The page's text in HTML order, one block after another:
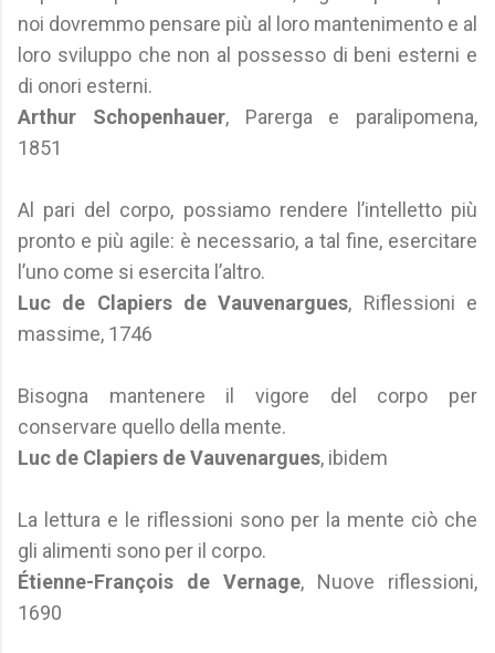
noi dovremmo pensare più al loro mantenimento e al
loro sviluppo che non al possesso di beni esterni e
di onori esterni.
Arthur Schopenhauer, Parerga e paralipomena,
1851
Al pari del corpo, possiamo rendere l’intelletto più
pronto e più agile: è necessario, a tal fine, esercitare
l’uno come si esercita l’altro.
Luc de Clapiers de Vauvenargues, Riflessioni e
massime, 1746
Bisogna mantenere il vigore del corpo per
conservare quello della mente.
Luc de Clapiers de Vauvenargues, ibidem
La lettura e le riflessioni sono per la mente ciò che
gli alimenti sono per il corpo.
Étienne-François de Vernage, Nuove riflessioni,
1690